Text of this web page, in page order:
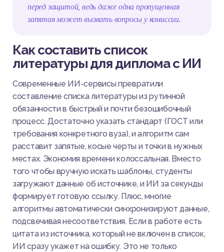
перед защитой, ведь даже одна пропущенная
запятая может вызвать вопросы у комиссии.
Как составить список
литературы для диплома с ИИ
Современные ИИ-сервисы превратили
составление списка литературы из рутинной
обязанности в быстрый и почти безошибочный
процесс. Достаточно указать стандарт (ГОСТ или
требования конкретного вуза), и алгоритм сам
расставит запятые, косые черты и точки в нужных
местах. Экономия времени колоссальная. Вместо
того чтобы вручную искать шаблоны, студенты
загружают данные об источнике, и ИИ за секунды
формирует готовую ссылку. Плюс, многие
алгоритмы автоматически синхронизируют данные,
подсвечивая несоответствия. Если в работе есть
цитата из источника, который не включен в список,
ИИ сразу укажет на ошибку. Это не только